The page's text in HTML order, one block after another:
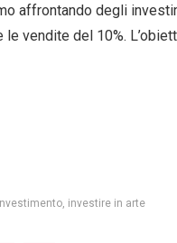
affrontando degli
le vendite del 10%.
investire in arte